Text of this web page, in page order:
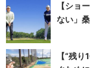
【ショ
ない」
【“残